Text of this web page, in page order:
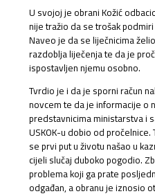
U svojoj je obrani Kožić
nije tražio da se trošak
Naveo je da se liječnicima
razdoblja liječenja te da je
ispostavljen njemu osobno.
Tvrdio je i da je sporni račun
novcem te da je informacije o
predstavnicima ministarstva i
USKOK-u dobio od
se prvi put u životu našao u
cijeli slučaj duboko pogodio.
problema koji ga prate
odgađan, a obranu je iznosio